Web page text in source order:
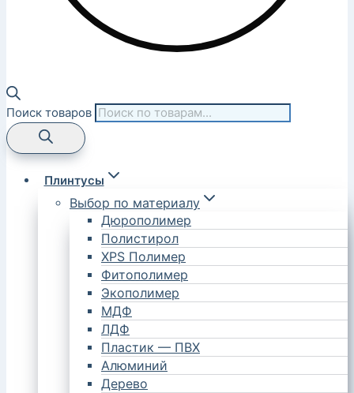
Поиск товаров
Плинтусы
Выбор по материалу
Дюрополимер
Полистирол
XPS Полимер
Фитополимер
Экополимер
МДФ
ЛДФ
Пластик — ПВХ
Алюминий
Дерево